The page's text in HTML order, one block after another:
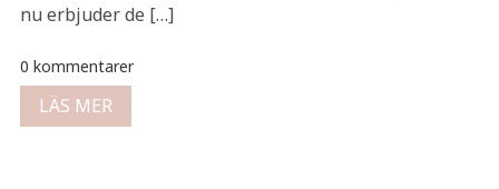
nu erbjuder de […]
0 kommentarer
LÄS MER